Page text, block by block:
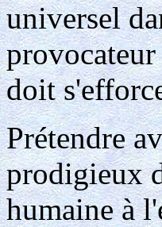
universel
provocateur
doit
Prétendre
prodigieux
humaine à